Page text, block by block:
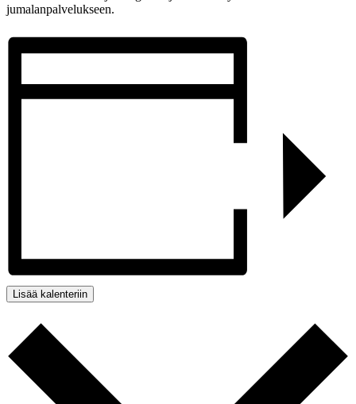
jumalanpalvelukseen.
Lisää kalenteriin